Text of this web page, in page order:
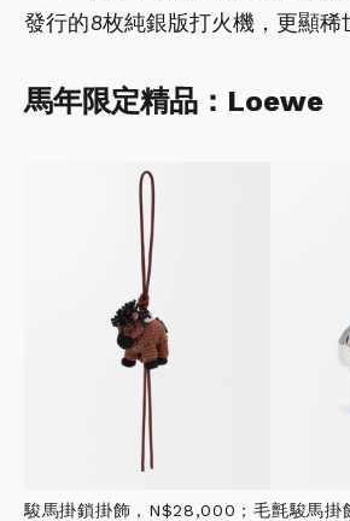
發行的8枚純銀版打火機，更顯稀
馬年限定精品：Loewe
駿馬掛鎖掛飾，N$28,000；毛氈駿馬